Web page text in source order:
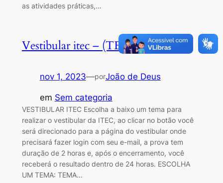
as atividades práticas,…
Vestibular itec – (TEMAS)
nov 1, 2023—porJoão de Deus
em Sem categoria
VESTIBULAR ITEC Escolha a baixo um tema para
realizar o vestibular da ITEC, ao clicar no botão você
será direcionado para a página do vestibular onde
precisará fazer login com seu e-mail, a prova tem
duração de 2 horas e, após o encerramento, você
receberá o resultado dentro de 24 horas. ESCOLHA
UM TEMA: TEMA…